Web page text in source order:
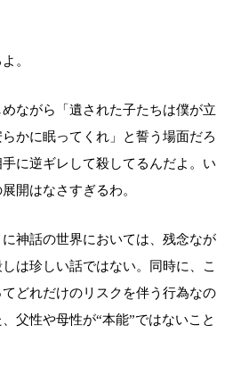
。
ながら「遺された子たちは僕が立
かに眠ってくれ」と誓う場面だろ
に逆ギレして殺してるんだよ。い
開はなさすぎるわ。
神話の世界においては、残念なが
は珍しい話ではない。同時に、こ
どれだけのリスクを伴う行為なの
父性や母性が“本能”ではないこと